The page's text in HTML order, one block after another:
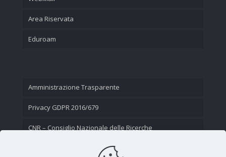
Area Riservata
Eduroam
Amministrazione Trasparente
Privacy GDPR 2016/679
CNR – Consiglio Nazionale delle Ricerche